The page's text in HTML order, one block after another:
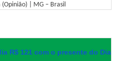
| MG – Brasil
R$ 121 com o presente do Dia